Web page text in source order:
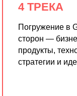
4 ТРЕКА
Погружение в
сторон —
продукты,
стратегии и